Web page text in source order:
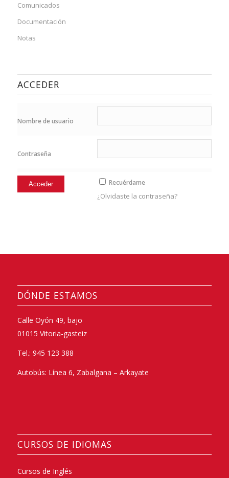
Comunicados
Documentación
Notas
ACCEDER
Nombre de usuario
Contraseña
Recuérdame
¿Olvidaste la contraseña?
DÓNDE ESTAMOS
Calle Oyón 49, bajo
01015 Vitoria-gasteiz
Tel.: 945 123 388
Autobús: Línea 6, Zabalgana – Arkayate
CURSOS DE IDIOMAS
Cursos de Inglés